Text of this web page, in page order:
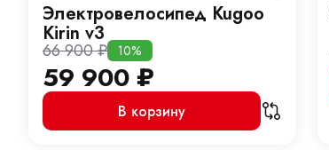
Электровелосипед Kugoo
Kirin v3
66 900₽ 10%
59 900₽
В корзину